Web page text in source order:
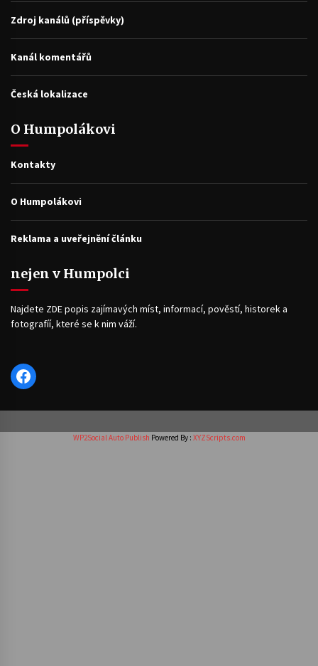
Zdroj kanálů (příspěvky)
Kanál komentářů
Česká lokalizace
O Humpolákovi
Kontakty
O Humpolákovi
Reklama a uveřejnění článku
nejen v Humpolci
Najdete ZDE popis zajímavých míst, informací, pověstí, historek a
fotografíí, které se k nim váží.
Facebook
WP2Social Auto Publish Powered By : XYZScripts.com